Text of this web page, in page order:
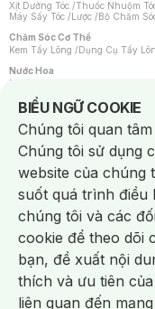
Xịt Dưỡng Tóc /Thuốc Nhuộm
Máy Sấy Tóc /Lược /Bộ Chăm
Chăm Sóc Cơ Thể
Kem Tẩy Lông /Dụng Cụ Tẩy
Nước Hoa
Nước Hoa Nữ
Chăm Sóc Cá Nhân
Chống Muỗi /Khẩu Trang /Máy
Sản Phẩm Chăm Sóc Khác /Bàn
Hỗ Trợ Trắng Răng/Kem Đánh
Tăm / Chỉ Nha Khoa/ Xịt Thơm
Khăn Ướt Vệ Sinh Vùng Kín/
Máy Cạo Râu
Vấn Đề Về Da
Da Dầu / Lỗ Chân Lông To/ Da
Da Nhạy Cảm / Kích Ứng
Da
Quầng Thâm & Bọng Mắt /Sẹo /
Dụng Cụ / Phụ Kiện Chăm Sóc
Bông Tẩy Trang
Khăn Lau Mặt
Dụng Cụ Chăm Sóc Khác
BIỂU NGỮ COOKIE
Notice about cookies
Chúng tôi quan
Chúng tôi sử dụng
website của chúng
suốt quá trình điều
chúng tôi và các
cookie để theo dõi
bạn, đề xuất nội
thích và ưu tiên
liên quan đến